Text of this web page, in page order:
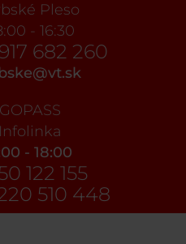
Pleso
- 16:30
682 260
GOPASS
Infolinka
- 18:00
122 155
510 448